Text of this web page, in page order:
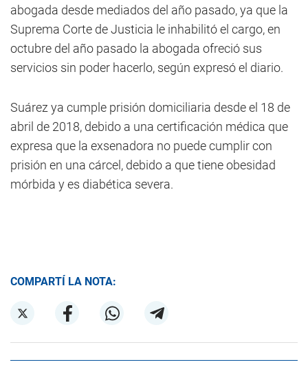
abogada desde mediados del año pasado, ya que la
Suprema Corte de Justicia le inhabilitó el cargo, en
octubre del año pasado la abogada ofreció sus
servicios sin poder hacerlo, según expresó el diario.
Suárez ya cumple prisión domiciliaria desde el 18 de
abril de 2018, debido a una certificación médica que
expresa que la exsenadora no puede cumplir con
prisión en una cárcel, debido a que tiene obesidad
mórbida y es diabética severa.
COMPARTÍ LA NOTA: